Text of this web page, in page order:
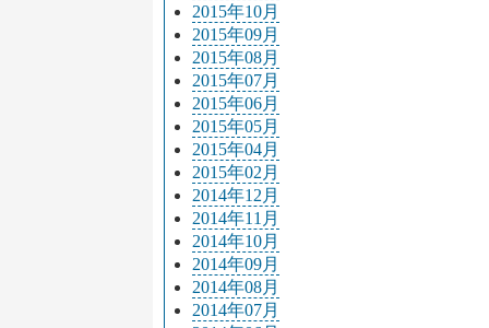
2015年10月
2015年09月
2015年08月
2015年07月
2015年06月
2015年05月
2015年04月
2015年02月
2014年12月
2014年11月
2014年10月
2014年09月
2014年08月
2014年07月